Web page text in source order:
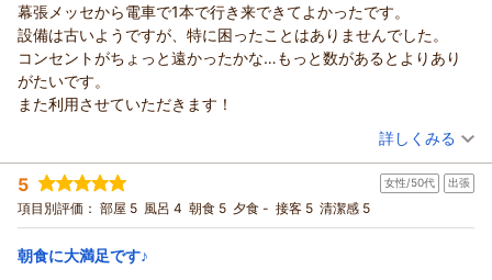
お客様へはご不便をお掛け致しますが、ご理解とご協力のほど
よろしくお願いいたします。
これからも、より快適にお過ごしいただけるホテルを目指し、
精進して参ります。
またのご利用を心よりお待ち申し上げております。
（返信日：2026/07/23）
この度は市原マリンホテルへご宿泊頂き、誠にありがとうござ
います。
お褒めの言葉を頂きまして、スタッフ一同大変嬉しく思ってお
ります。
これからも、より快適にお過ごし頂けるホテルを目指し精進し
またのご利用を心よりお待ち申し上げます。
フロント 小川
（返信日：2026/07/21）
幕張メッセから電車で1本で行き来できてよかったです。
設備は古いようですが、特に困ったことはありませんでした。
コンセントがちょっと遠かったかな…もっと数があるとよりあり
がたいです。
また利用させていただきます！
（投稿日：2026/07/16）
宿泊時期： 2026年07月宿泊 (その他)
投稿者： すずさん
宿泊プラン： 【じゃらんスペシャルウィーク】素泊/各地へのアクセスも便
利！ビジネスも観光にも好立地なホテル滞在2607
シングル 食事なし
宿泊価格帯： 8,001～9,000円(大人一人あたり/税込)
詳しくみる
5 女性/50代 出張
項目別評価： 部屋 5 風呂 4 朝食 5 夕食 - 接客 5 清潔感 5
朝食に大満足です♪